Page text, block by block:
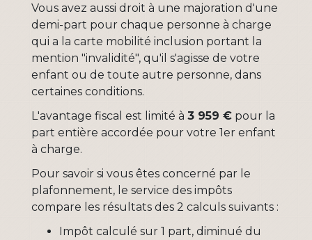
Vous avez aussi droit à une majoration d'une
demi-part pour chaque personne à charge
qui a la carte mobilité inclusion portant la
mention "invalidité", qu'il s'agisse de votre
enfant ou de toute autre personne, dans
certaines conditions.
L'avantage fiscal est limité à 3 959 € pour la
part entière accordée pour votre 1er enfant
à charge.
Pour savoir si vous êtes concerné par le
plafonnement, le service des impôts
compare les résultats des 2 calculs suivants :
Impôt calculé sur 1 part, diminué du